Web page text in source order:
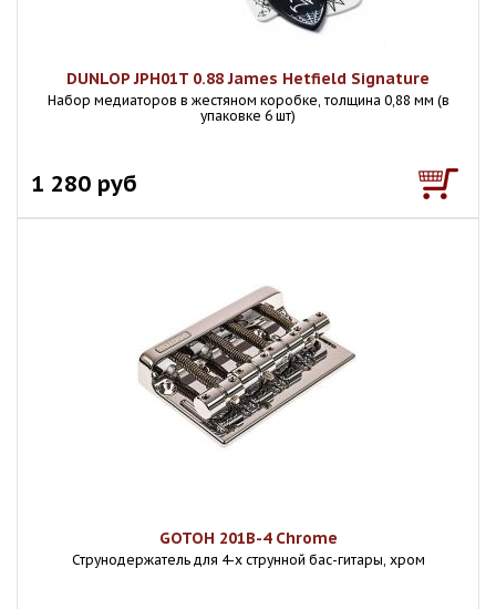
DUNLOP JPH01T 0.88 James Hetfield Signature
Набор медиаторов в жестяном коробке, толщина 0,88 мм (в
упаковке 6 шт)
1 280 руб
GOTOH 201B-4 Chrome
Струнодержатель для 4-х струнной бас-гитары, хром